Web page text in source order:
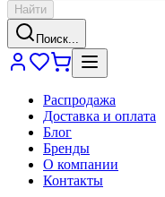
Найти
Поиск...
Распродажа
Доставка и оплата
Блог
Бренды
О компании
Контакты